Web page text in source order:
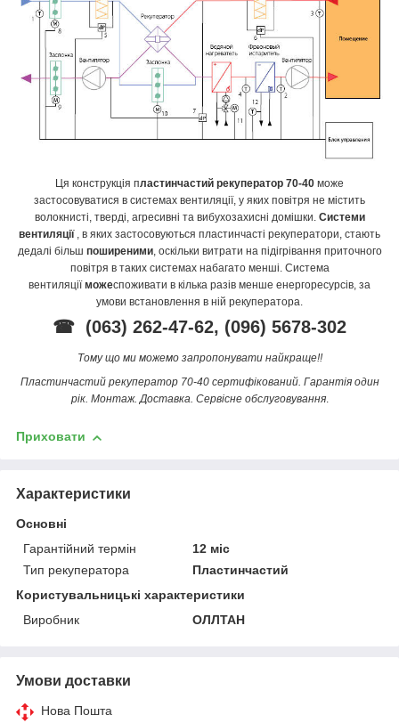
Ця конструкція пластинчастий рекуператор 70-40 може
застосовуватися в системах вентиляції, у яких повітря не містить
волокнисті, тверді, агресивні та вибухозахисні домішки. Системи
вентиляції, в яких застосовуються пластинчасті рекуператори, стають
дедалі більш поширеними, оскільки витрати на підігрівання приточного
повітря в таких системах набагато менші. Система
вентиляціїможеспоживати в кілька разів менше енергоресурсів, за
умови встановлення в ній рекуператора.
☎ (063) 262-47-62, (096) 5678-302
Тому що ми можемо запропонувати найкраще!!
Пластинчастий рекуператор 70-40 сертифікований. Гарантія один
рік. Монтаж. Доставка. Сервісне обслуговування.
Приховати
Характеристики
Основні
Гарантійний термін
12 міс
Тип рекуператора
Пластинчастий
Користувальницькі характеристики
Виробник
ОЛЛТАН
Умови доставки
Нова Пошта